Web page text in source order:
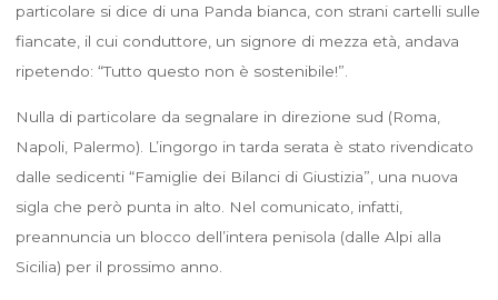
particolare si dice di una Panda bianca, con strani cartelli sulle
fiancate, il cui conduttore, un signore di mezza età, andava
ripetendo: “Tutto questo non è sostenibile!”.
Nulla di particolare da segnalare in direzione sud (Roma,
Napoli, Palermo). L’ingorgo in tarda serata è stato rivendicato
dalle sedicenti “Famiglie dei Bilanci di Giustizia”, una nuova
sigla che però punta in alto. Nel comunicato, infatti,
preannuncia un blocco dell’intera penisola (dalle Alpi alla
Sicilia) per il prossimo anno.